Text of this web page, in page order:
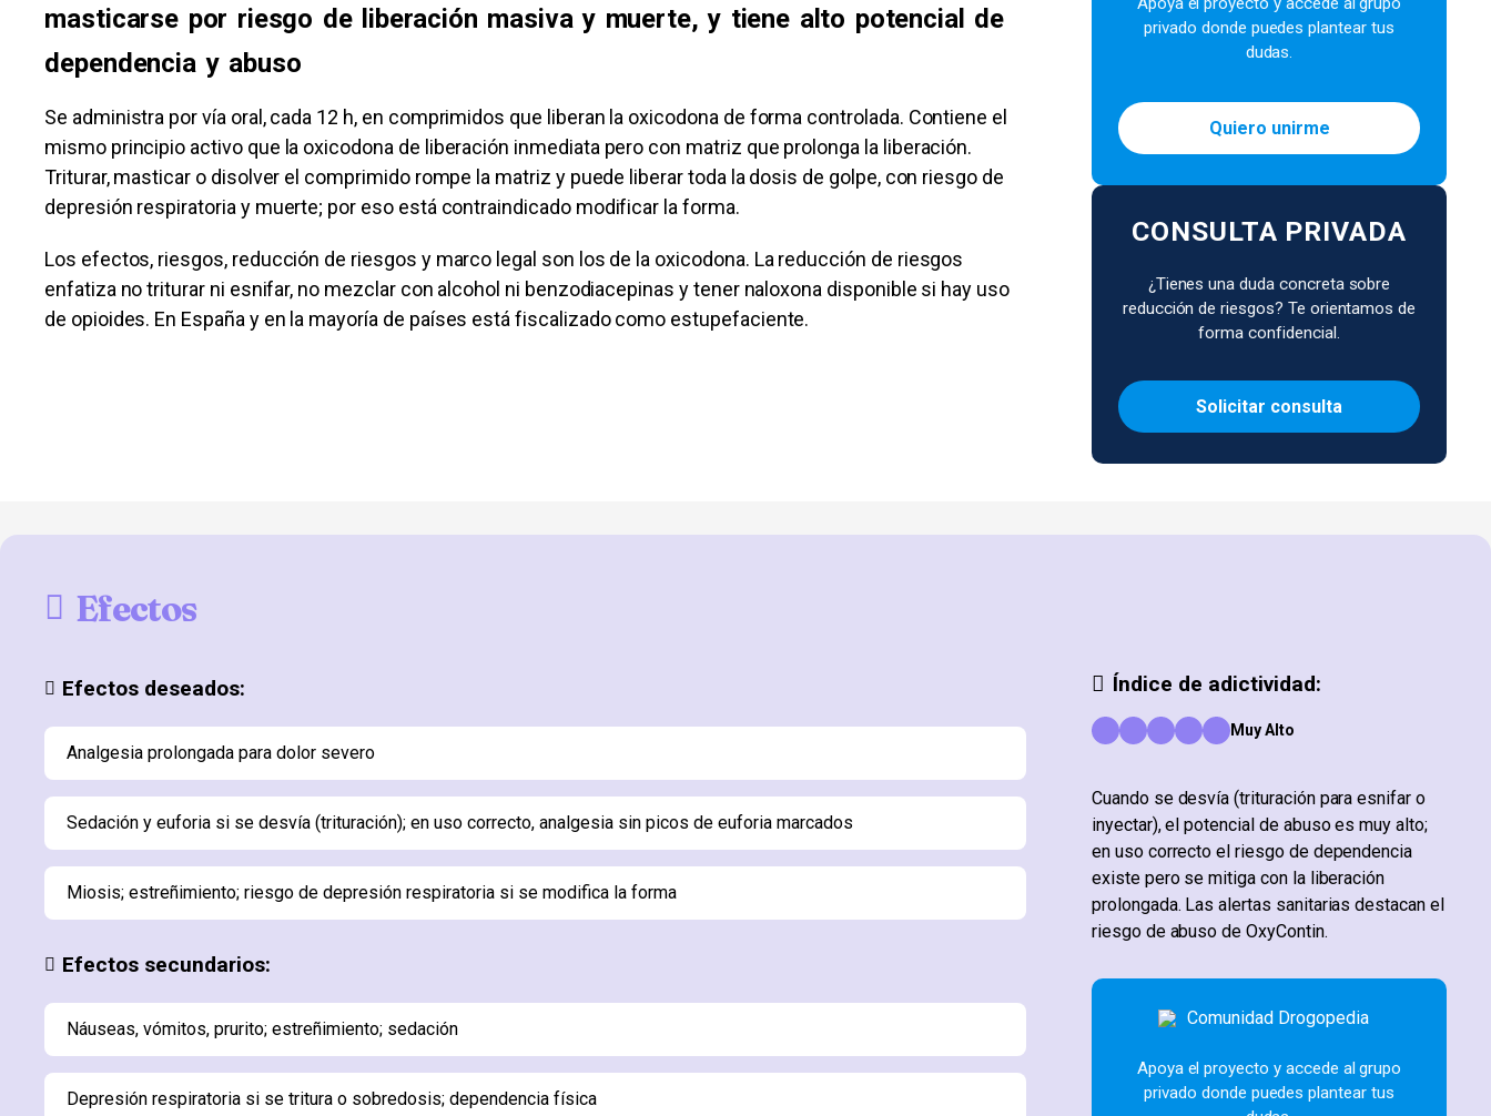
masticarse por riesgo de liberación masiva y muerte, y tiene alto potencial de
dependencia y abuso
Se administra por vía oral, cada 12 h, en comprimidos que liberan la oxicodona de forma controlada. Contiene el
mismo principio activo que la oxicodona de liberación inmediata pero con matriz que prolonga la liberación.
Triturar, masticar o disolver el comprimido rompe la matriz y puede liberar toda la dosis de golpe, con riesgo de
depresión respiratoria y muerte; por eso está contraindicado modificar la forma.
Los efectos, riesgos, reducción de riesgos y marco legal son los de la oxicodona. La reducción de riesgos
enfatiza no triturar ni esnifar, no mezclar con alcohol ni benzodiacepinas y tener naloxona disponible si hay uso
de opioides. En España y en la mayoría de países está fiscalizado como estupefaciente.
privado donde puedes plantear tus
dudas.
Quiero unirme
CONSULTA PRIVADA
¿Tienes una duda concreta sobre
reducción de riesgos? Te orientamos de
forma confidencial.
Solicitar consulta
Efectos
Efectos deseados:
Analgesia prolongada para dolor severo
Sedación y euforia si se desvía (trituración); en uso correcto, analgesia sin picos de euforia marcados
Miosis; estreñimiento; riesgo de depresión respiratoria si se modifica la forma
Efectos secundarios:
Náuseas, vómitos, prurito; estreñimiento; sedación
Depresión respiratoria si se tritura o sobredosis; dependencia física
Índice de adictividad:
Muy Alto
Cuando se desvía (trituración para esnifar o
inyectar), el potencial de abuso es muy alto;
en uso correcto el riesgo de dependencia
existe pero se mitiga con la liberación
prolongada. Las alertas sanitarias destacan el
riesgo de abuso de OxyContin.
Apoya el proyecto y accede al grupo
privado donde puedes plantear tus